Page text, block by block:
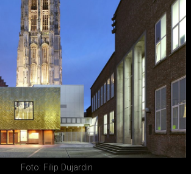
Foto: Filip Dujardin